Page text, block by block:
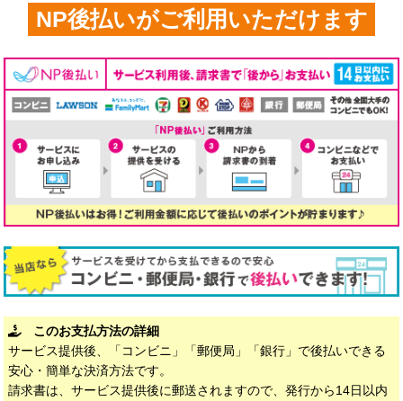
NP後払いがご利用いただけます
このお支払方法の詳細
サービス提供後、「コンビニ」「郵便局」「銀行」で後払いできる
安心・簡単な決済方法です。
請求書は、サービス提供後に郵送されますので、発行から14日以内